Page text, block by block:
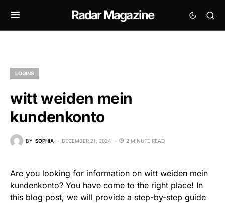
Radar Magazine
LOGINS
witt weiden mein
kundenkonto
BY SOPHIA DECEMBER 21, 2024 2 MINUTE READ
Are you looking for information on witt weiden mein
kundenkonto? You have come to the right place! In
this blog post, we will provide a step-by-step guide